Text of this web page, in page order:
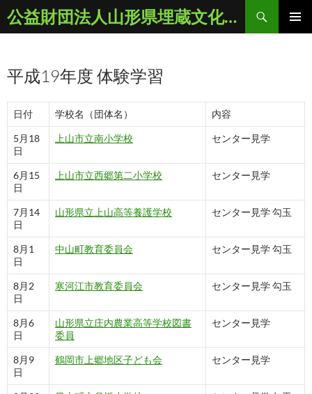
ン
ツ
キ
公益財団法人山形県埋蔵文化財センター
検
索
平成19年度 体験学習
日付 学校名（団体名） 内容
5月18
日
上山市立南小学校 センター見学
6月15
日
上山市立西郷第二小学校 センター見学
7月14
日
山形県立上山高等養護学校 センター見学 勾玉
8月1
日
中山町教育委員会 センター見学 勾玉
8月2
日
寒河江市教育委員会 センター見学 勾玉
8月6
日
山形県立庄内農業高等学校図書
委員
センター見学
8月9
日
鶴岡市上郷地区子ども会 センター見学